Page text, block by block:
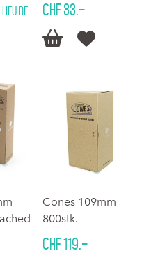
de
CHF 33.–
 
Cones 109mm
800stk.
CHF 119.–